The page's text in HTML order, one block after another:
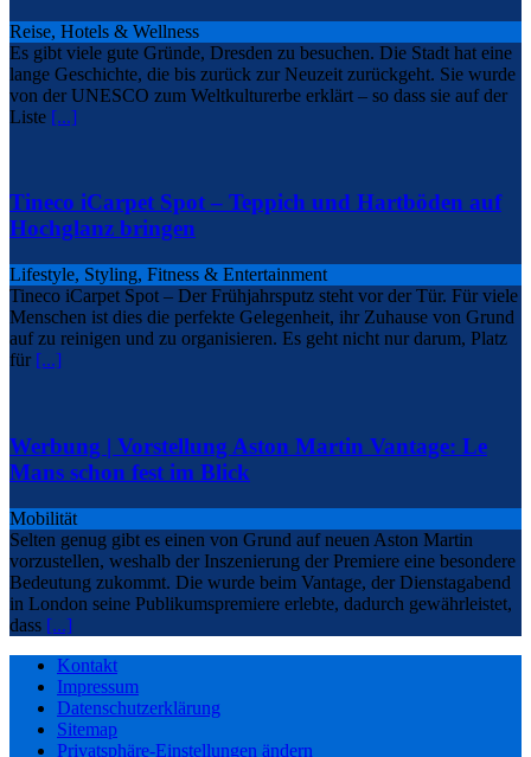
Reise, Hotels & Wellness
Es gibt viele gute Gründe, Dresden zu besuchen. Die Stadt hat eine
lange Geschichte, die bis zurück zur Neuzeit zurückgeht. Sie wurde
von der UNESCO zum Weltkulturerbe erklärt – so dass sie auf der
Liste [...]
Tineco iCarpet Spot – Teppich und Hartböden auf
Hochglanz bringen
Lifestyle, Styling, Fitness & Entertainment
Tineco iCarpet Spot – Der Frühjahrsputz steht vor der Tür. Für viele
Menschen ist dies die perfekte Gelegenheit, ihr Zuhause von Grund
auf zu reinigen und zu organisieren. Es geht nicht nur darum, Platz
für [...]
Werbung | Vorstellung Aston Martin Vantage: Le
Mans schon fest im Blick
Mobilität
Selten genug gibt es einen von Grund auf neuen Aston Martin
vorzustellen, weshalb der Inszenierung der Premiere eine besondere
Bedeutung zukommt. Die wurde beim Vantage, der Dienstagabend
in London seine Publikumspremiere erlebte, dadurch gewährleistet,
dass [...]
Kontakt
Impressum
Datenschutzerklärung
Sitemap
Privatsphäre-Einstellungen ändern